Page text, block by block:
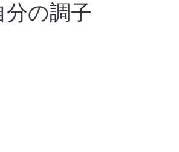
の調子